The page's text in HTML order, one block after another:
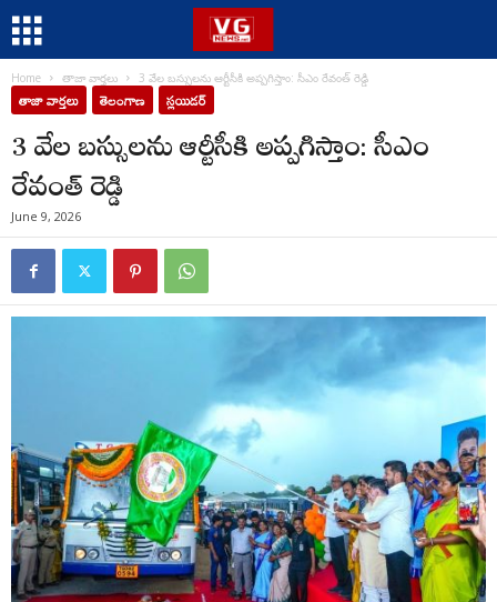
Home తాజా వార్తలు 3 వేల బస్సులను ఆర్టీసీకి అప్పగిస్తాం: సీఎం రేవంత్ రెడ్డి
తాజా వార్తలు తెలంగాణ స్లయిడర్
3 వేల బస్సులను ఆర్టీసీకి అప్పగిస్తాం: సీఎం
రేవంత్ రెడ్డి
June 9, 2026